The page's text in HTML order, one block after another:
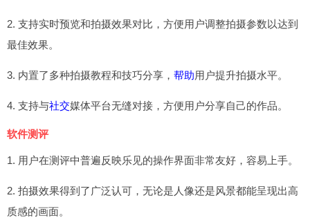
2. 支持实时预览和拍摄效果对比，方便用户调整拍摄参数以达到
最佳效果。
3. 内置了多种拍摄教程和技巧分享， 帮助用户提升拍摄水平。
4. 支持与社交媒体平台无缝对接，方便用户分享自己的作品。
软件测评
1. 用户在测评中普遍反映乐见的操作界面非常友好，容易上手。
2. 拍摄效果得到了广泛认可，无论是人像还是风景都能呈现出高
质感的画面。